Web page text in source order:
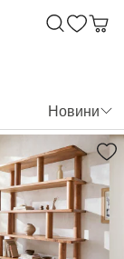
Новини